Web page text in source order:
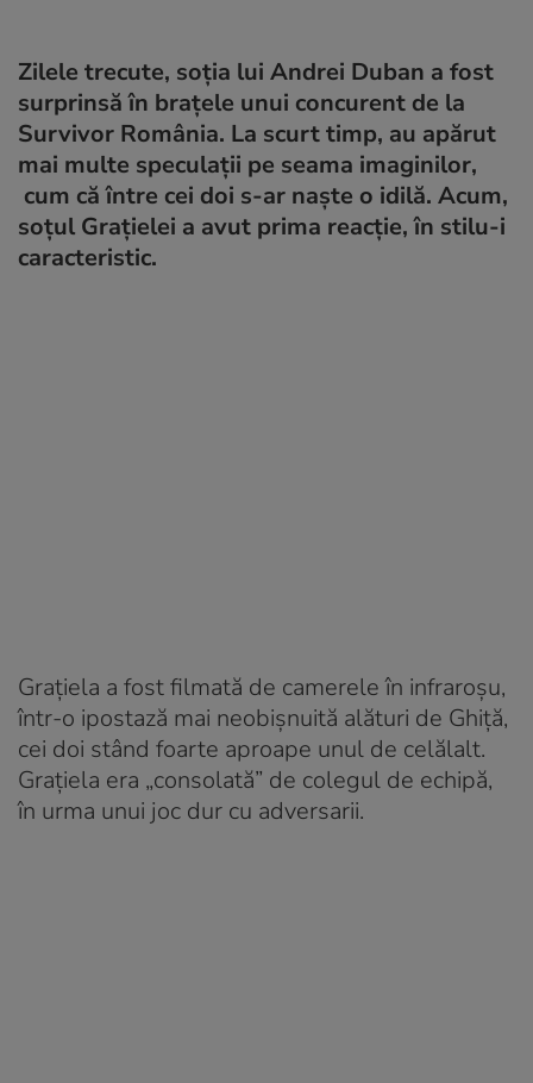
Zilele trecute, soția lui Andrei Duban a fost
surprinsă în brațele unui concurent de la
Survivor România. La scurt timp, au apărut
mai multe speculații pe seama imaginilor,
cum că între cei doi s-ar naște o idilă. Acum,
soțul Grațielei a avut prima reacție, în stilu-i
caracteristic.
Grațiela a fost filmată de camerele în infraroșu,
într-o ipostază mai neobișnuită alături de Ghiță,
cei doi stând foarte aproape unul de celălalt.
Grațiela era „consolată” de colegul de echipă,
în urma unui joc dur cu adversarii.